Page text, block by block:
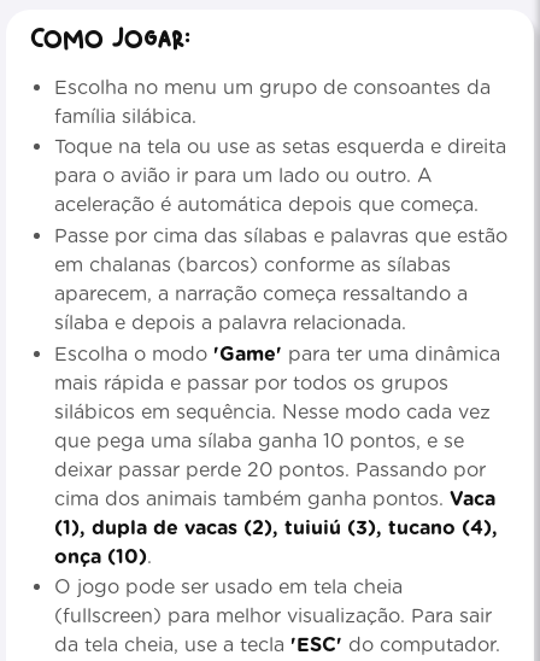
Como jogar:
Escolha no menu um grupo de consoantes da
família silábica.
Toque na tela ou use as setas esquerda e direita
para o avião ir para um lado ou outro. A
aceleração é automática depois que começa.
Passe por cima das sílabas e palavras que estão
em chalanas (barcos) conforme as sílabas
aparecem, a narração começa ressaltando a
sílaba e depois a palavra relacionada.
Escolha o modo 'Game' para ter uma dinâmica
mais rápida e passar por todos os grupos
silábicos em sequência. Nesse modo cada vez
que pega uma sílaba ganha 10 pontos, e se
deixar passar perde 20 pontos. Passando por
cima dos animais também ganha pontos. Vaca
(1), dupla de vacas (2), tuiuiú (3), tucano (4),
onça (10).
O jogo pode ser usado em tela cheia
(fullscreen) para melhor visualização. Para sair
da tela cheia, use a tecla 'ESC' do computador.